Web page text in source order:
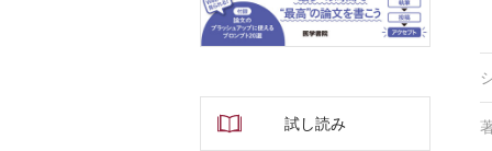
試し読み